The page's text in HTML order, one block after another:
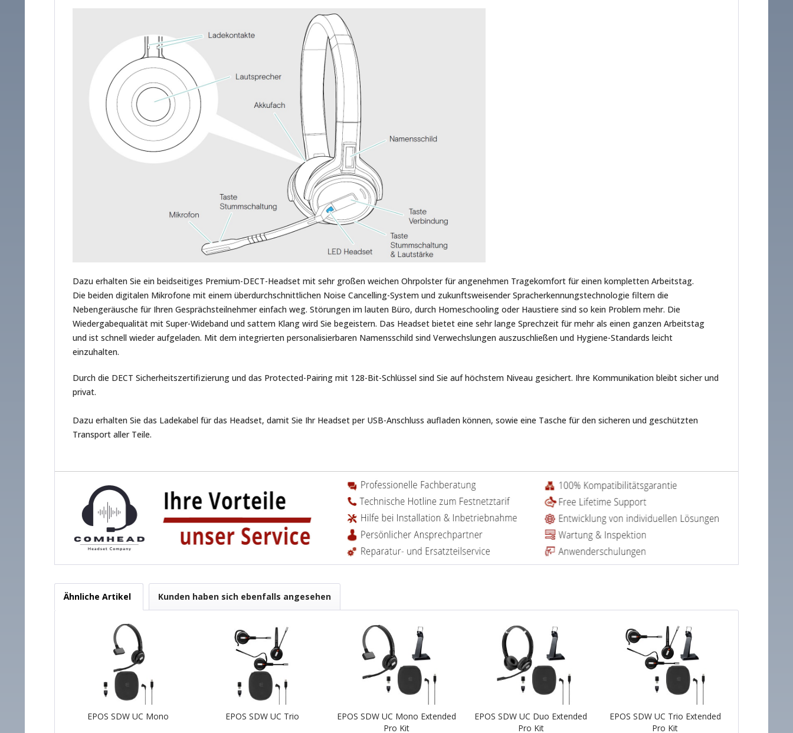
Dazu erhalten Sie ein beidseitiges Premium-DECT-Headset mit sehr großen weichen Ohrpolster für angenehmen Tragekomfort für einen kompletten Arbeitstag.
Die beiden digitalen Mikrofone mit einem überdurchschnittlichen Noise Cancelling-System und zukunftsweisender Spracherkennungstechnologie filtern die
Nebengeräusche für Ihren Gesprächsteilnehmer einfach weg. Störungen im lauten Büro, durch Homeschooling oder Haustiere sind so kein Problem mehr. Die
Wiedergabequalität mit Super-Wideband und sattem Klang wird Sie begeistern. Das Headset bietet eine sehr lange Sprechzeit für mehr als einen ganzen Arbeitstag
und ist schnell wieder aufgeladen. Mit dem integrierten personalisierbaren Namensschild sind Verwechslungen auszuschließen und Hygiene-Standards leicht
einzuhalten.
Durch die DECT Sicherheitszertifizierung und das Protected-Pairing mit 128-Bit-Schlüssel sind Sie auf höchstem Niveau gesichert. Ihre Kommunikation bleibt sicher und
privat.
Dazu erhalten Sie das Ladekabel für das Headset, damit Sie Ihr Headset per USB-Anschluss aufladen können, sowie eine Tasche für den sicheren und geschützten
Transport aller Teile.
Ähnliche Artikel Kunden haben sich ebenfalls angesehen
EPOS SDW UC Mono EPOS SDW UC Trio
EPOS SDW UC Mono Extended
Pro Kit
EPOS SDW UC Duo Extended
Pro Kit
EPOS SDW UC Trio Extended
Pro Kit